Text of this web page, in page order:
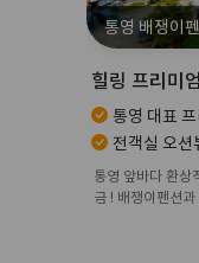
통영 배쟁이
힐링 프리미
통영 대표
전객실 오션
통영 앞바다 환상
금 ! 배쟁이펜션